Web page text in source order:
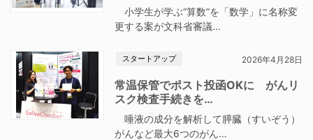
小学生が学ぶ“算数”を「数学」に名称変
更する案が文科省審議…
スタートアップ 2026年4月28日
常温保管でポスト投函OKに がんリ
スク検査手続きを…
唾液の成分を解析して膵臓（すいぞう）
がんなど最大6つのがん…